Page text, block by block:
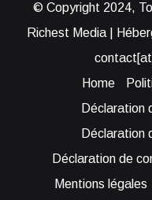
© Copyright 2024,
Richest Media |
Home
Déclaration
Déclaration
Déclaration de
Mentions légales